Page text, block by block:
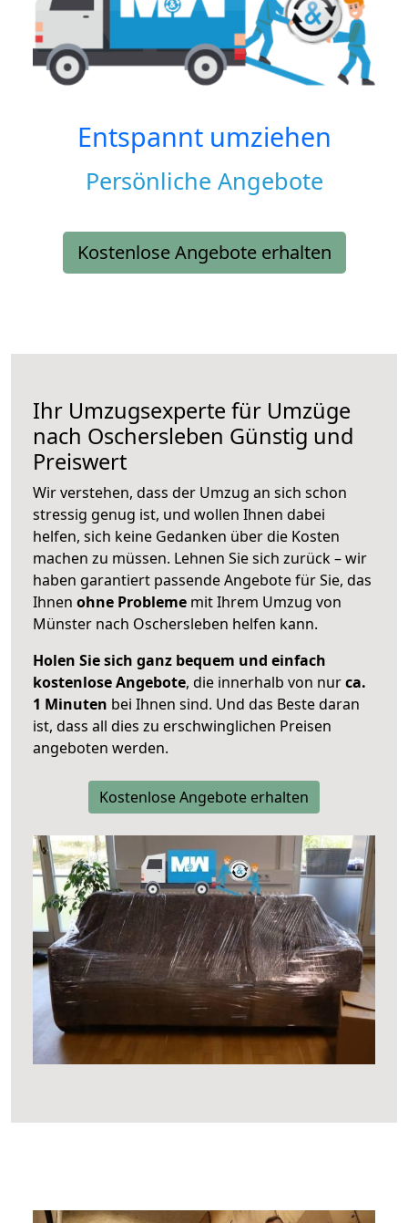
Entspannt umziehen
Persönliche Angebote
Kostenlose Angebote erhalten
Ihr Umzugsexperte für Umzüge
nach Oschersleben Günstig und
Preiswert
Wir verstehen, dass der Umzug an sich schon
stressig genug ist, und wollen Ihnen dabei
helfen, sich keine Gedanken über die Kosten
machen zu müssen. Lehnen Sie sich zurück – wir
haben garantiert passende Angebote für Sie, das
Ihnen ohne Probleme mit Ihrem Umzug von
Münster nach Oschersleben helfen kann.
Holen Sie sich ganz bequem und einfach
kostenlose Angebote, die innerhalb von nurca.
1 Minuten bei Ihnen sind. Und das Beste daran
ist, dass all dies zu erschwinglichen Preisen
angeboten werden.
Kostenlose Angebote erhalten